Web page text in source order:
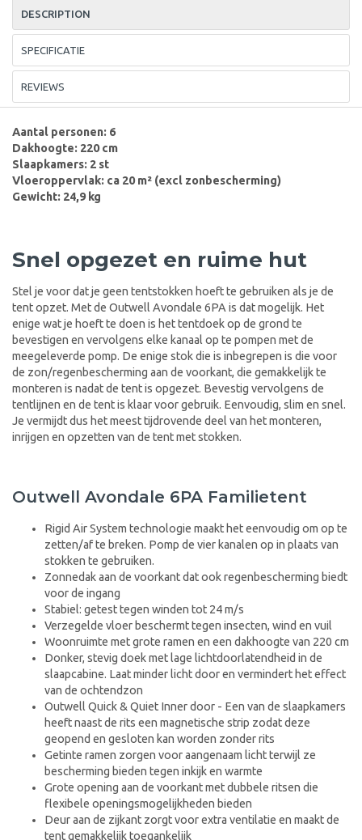
DESCRIPTION
SPECIFICATIE
REVIEWS
Aantal personen: 6
Dakhoogte: 220 cm
Slaapkamers: 2 st
Vloeroppervlak: ca 20 m² (excl zonbescherming)
Gewicht: 24,9 kg
Snel opgezet en ruime hut
Stel je voor dat je geen tentstokken hoeft te gebruiken als je de
tent opzet. Met de Outwell Avondale 6PA is dat mogelijk. Het
enige wat je hoeft te doen is het tentdoek op de grond te
bevestigen en vervolgens elke kanaal op te pompen met de
meegeleverde pomp. De enige stok die is inbegrepen is die voor
de zon/regenbescherming aan de voorkant, die gemakkelijk te
monteren is nadat de tent is opgezet. Bevestig vervolgens de
tentlijnen en de tent is klaar voor gebruik. Eenvoudig, slim en snel.
Je vermijdt dus het meest tijdrovende deel van het monteren,
inrijgen en opzetten van de tent met stokken.
Outwell Avondale 6PA Familietent
Rigid Air System technologie maakt het eenvoudig om op te
zetten/af te breken. Pomp de vier kanalen op in plaats van
stokken te gebruiken.
Zonnedak aan de voorkant dat ook regenbescherming biedt
voor de ingang
Stabiel: getest tegen winden tot 24 m/s
Verzegelde vloer beschermt tegen insecten, wind en vuil
Woonruimte met grote ramen en een dakhoogte van 220 cm
Donker, stevig doek met lage lichtdoorlatendheid in de
slaapcabine. Laat minder licht door en vermindert het effect
van de ochtendzon
Outwell Quick & Quiet Inner door - Een van de slaapkamers
heeft naast de rits een magnetische strip zodat deze
geopend en gesloten kan worden zonder rits
Getinte ramen zorgen voor aangenaam licht terwijl ze
bescherming bieden tegen inkijk en warmte
Grote opening aan de voorkant met dubbele ritsen die
flexibele openingsmogelijkheden bieden
Deur aan de zijkant zorgt voor extra ventilatie en maakt de
tent gemakkelijk toegankelijk